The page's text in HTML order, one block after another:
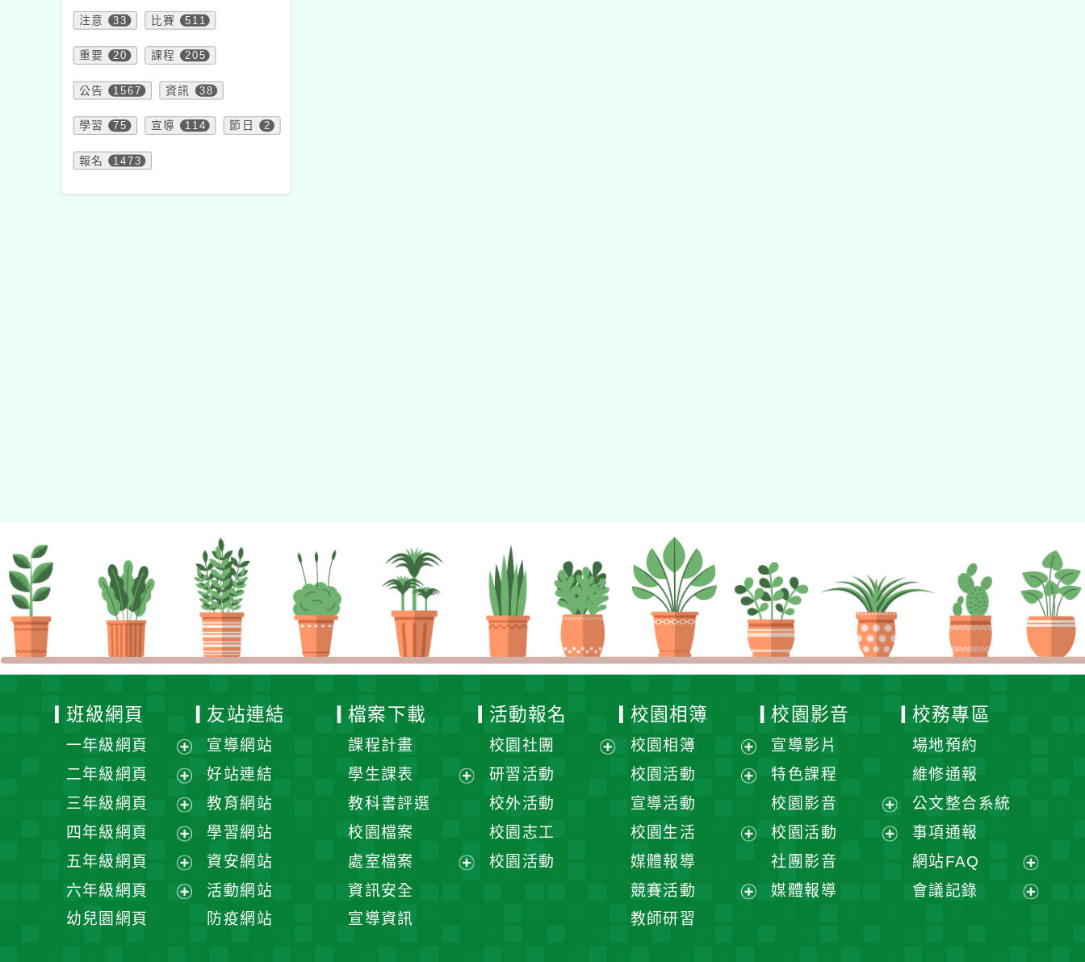
注意 33 比賽 511
重要 20 課程 205
公告 1567 資訊 38
學習 75 宣導 114 節日 2
報名 1473
班級網頁
一年級網頁
展
開
選
單
二年級網頁
展
開
選
單
三年級網頁
展
開
選
單
四年級網頁
展
選
五年級網頁
展
開
六年級網頁
幼兒園網頁
友站連結
宣導網站
好站連結
教育網站
學習網站
資安網站
活動網站
防疫網站
檔案下載
課程計畫
學生課表
單
教科書評選
校園檔案
處室檔案
資訊安全
宣導資訊
活動報名
校園社團
研習活動
校外活動
校園志工
校園活動
校園相簿
校園相簿
展
開
單
校園活動
選
宣導活動
校園生活
選
媒體報導
競賽活動
教師研習
校園影音
宣導影片
特色課程
校園影音
展
開
校園活動
社團影音
媒體報導
校務專區
場地預約
維修通報
公文整合系統
事項通報
網站FAQ
展
會議記錄